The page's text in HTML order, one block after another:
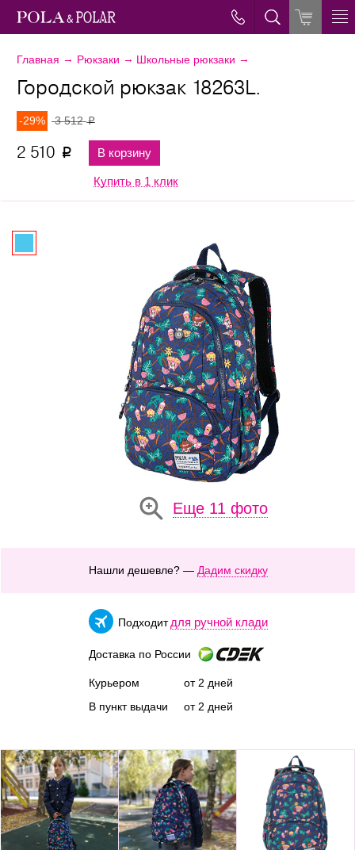
Главная → Рюкзаки → Школьные рюкзаки →
Еще 11 фото
Городской рюкзак 18263L.
-29% 3 512p
2 510 p В корзину
Купить в 1 клик
Нашли дешевле? — Дадим скидку
Подходит для ручной клади
Доставка по России
Курьером
В пункт выдачи
от 2 дней
от 2 дней